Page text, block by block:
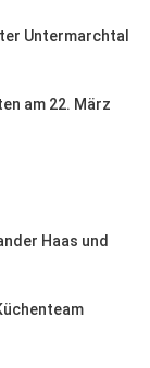
Untermarchtal
am 22. März
Haas und